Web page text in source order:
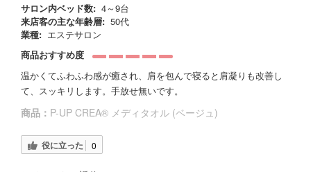
サロン内ベッド数: 4～9台
来店客の主な年齢層: 50代
業種: エステサロン
商品おすすめ度
温かくてふわふわ感が癒され、肩を包んで寝ると肩凝りも改善し
て、スッキリします。手放せ無いです。
商品： P-UP CREA® メディタオル (ベージュ)
役に立った 0